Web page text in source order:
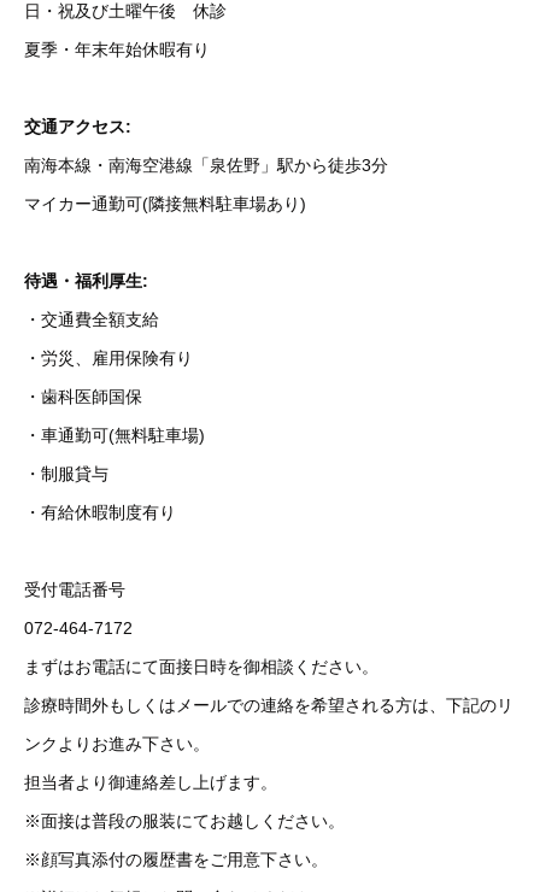
日・祝及び土曜午後 休診
夏季・年末年始休暇有り
交通アクセス:
南海本線・南海空港線「泉佐野」駅から徒歩3分
マイカー通勤可(隣接無料駐車場あり)
待遇・福利厚生:
・交通費全額支給
・労災、雇用保険有り
・歯科医師国保
・車通勤可(無料駐車場)
・制服貸与
・有給休暇制度有り
受付電話番号
072-464-7172
まずはお電話にて面接日時を御相談ください。
診療時間外もしくはメールでの連絡を希望される方は、下記のリ
ンクよりお進み下さい。
担当者より御連絡差し上げます。
※面接は普段の服装にてお越しください。
※顔写真添付の履歴書をご用意下さい。